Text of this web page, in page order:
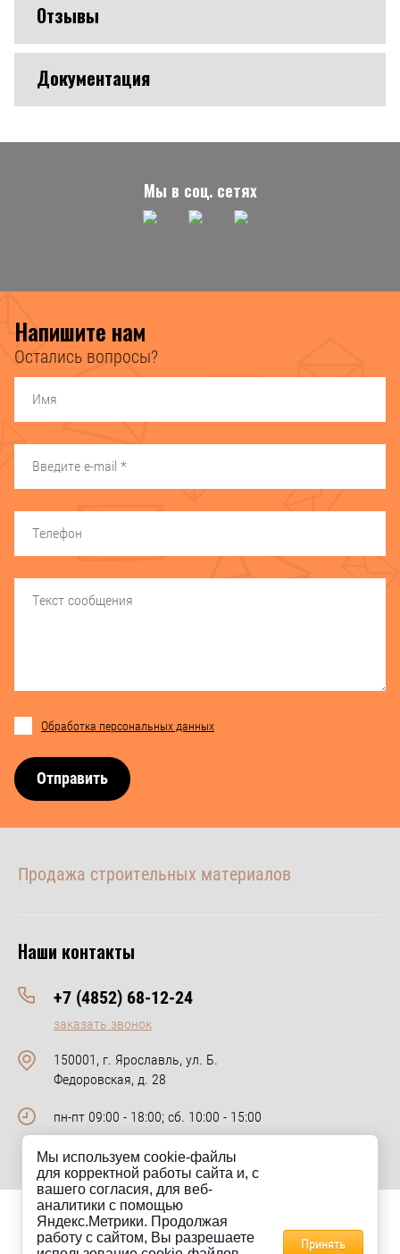
Отзывы
Документация
Мы в соц. сетях
Напишите нам
Остались вопросы?
Обработка персональных данных
Отправить
Продажа строительных материалов
Наши контакты
+7 (4852) 68-12-24
заказать звонок
150001, г. Ярославль, ул. Б.
Федоровская, д. 28
пн-пт 09:00 - 18:00; сб. 10:00 - 15:00
Сайт km-keramik.ru носит исключительно информационный
характер и ни при каких условиях не является публичной офертой.
Мы используем cookie-файлы
для корректной работы сайта и, с
вашего согласия, для веб-
аналитики с помощью
Яндекс.Метрики. Продолжая
работу с сайтом, Вы разрешаете
Принять